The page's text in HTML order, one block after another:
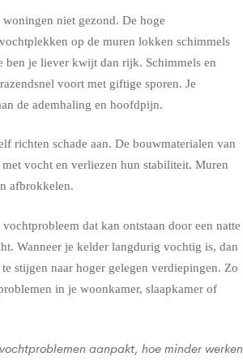
niet gezond. De hoge
op de muren lokken schimmels
ben je liever kwijt dan rijk. Schimmels en
voort met giftige sporen. Je
de ademhaling en hoofdpijn.
richten schade aan. De bouwmaterialen van
vocht en verliezen hun stabiliteit. Muren
afbrokkelen.
dat kan ontstaan door een natte
Wanneer je kelder langdurig vochtig is, dan
stijgen naar hoger gelegen verdiepingen. Zo
in je woonkamer, slaapkamer of
aanpakt, hoe minder werken